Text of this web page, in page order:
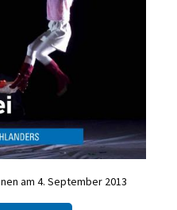
am 4. September 2013